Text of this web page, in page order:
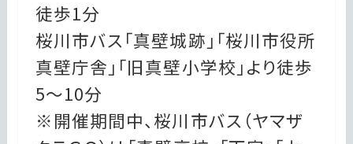
徒歩1分
桜川市バス「真壁城跡」「桜川市役所
真壁庁舎」「旧真壁小学校」より徒歩
5～10分
※開催期間中、桜川市バス（ヤマザ